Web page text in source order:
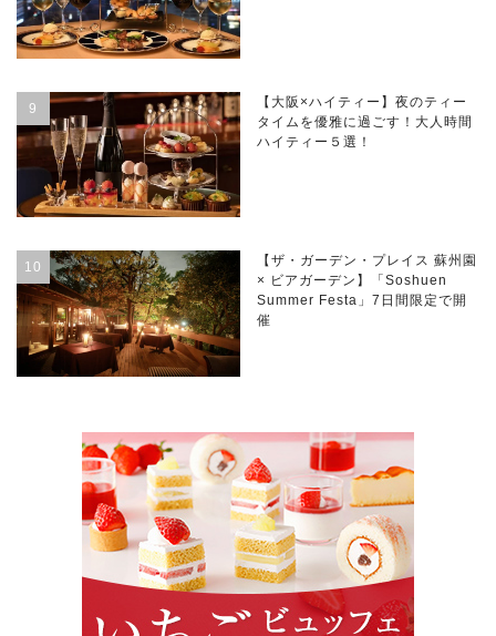
【大阪×ハイティー】夜のティー
タイムを優雅に過ごす！大人時間
ハイティー５選！
【ザ・ガーデン・プレイス 蘇州園
× ビアガーデン】「Soshuen
Summer Festa」7日間限定で開
催